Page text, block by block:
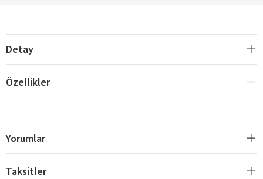
Detay
Özellikler
Yorumlar
Taksitler